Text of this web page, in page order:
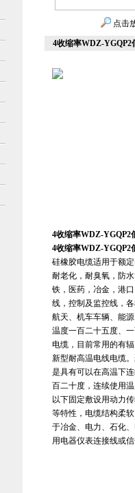
点击
4收缩率WDZ-YGQP2
4收缩率WDZ-YGQP2
4收缩率WDZ-YGQP2
硅橡胶电缆适用于额
耐老化，耐臭氧，防
铁，医药，冶金，港
线，控制及监控线，
航天、机车车辆、能
温度一百二十五度、
电缆，目前常用的有
新型耐高温电线电缆
是具有可以在高温下
百二十度，连续使用
以下固定敷设用动力
等特性，电缆结构柔
于冶金、电力、石化
用电器仪表连接线或